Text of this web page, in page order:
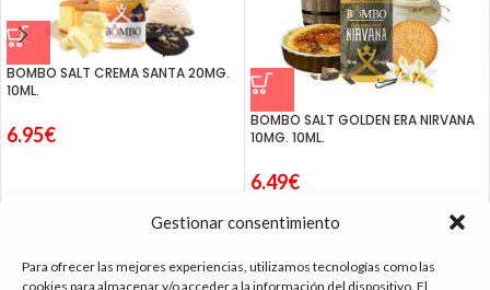
Gestionar consentimiento
Para ofrecer las mejores experiencias, utilizamos tecnologías como las
cookies para almacenar y/o acceder a la información del dispositivo. El
BOMBO SALT CREMA SANTA 20MG.
10ML.
6.95€
BOMBO SALT GOLDEN ERA NIRVANA
10MG. 10ML.
6.49€